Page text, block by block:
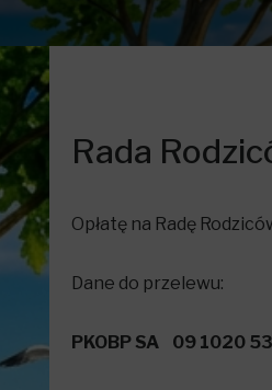
Rada
Opłatę na Radę
Dane do przelewu:
PKOBP SA 09 1020